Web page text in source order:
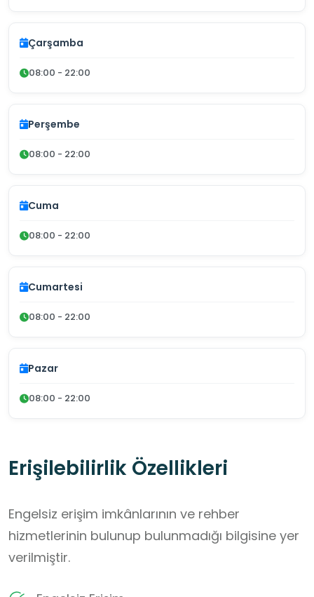
Çarşamba
08:00 - 22:00
Perşembe
08:00 - 22:00
Cuma
08:00 - 22:00
Cumartesi
08:00 - 22:00
Pazar
08:00 - 22:00
Erişilebilirlik Özellikleri
Engelsiz erişim imkânlarının ve rehber
hizmetlerinin bulunup bulunmadığı bilgisine yer
verilmiştir.